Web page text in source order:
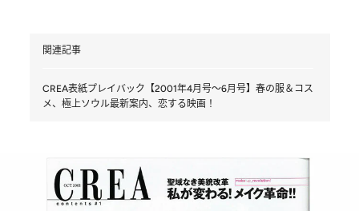
関連記事
CREA表紙プレイバック【2001年4月号～6月号】春の服＆コス
メ、極上ソウル最新案内、恋する映画！